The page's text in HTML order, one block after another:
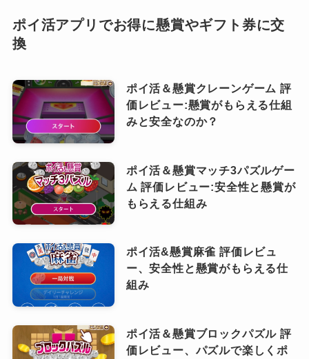
ポイ活アプリでお得に懸賞やギフト券に交
換
ポイ活＆懸賞クレーンゲーム 評
価レビュー:懸賞がもらえる仕組
みと安全なのか？
ポイ活＆懸賞マッチ3パズルゲー
ム 評価レビュー:安全性と懸賞が
もらえる仕組み
ポイ活&懸賞麻雀 評価レビュ
ー、安全性と懸賞がもらえる仕
組み
ポイ活＆懸賞ブロックパズル 評
価レビュー、パズルで楽しくポ